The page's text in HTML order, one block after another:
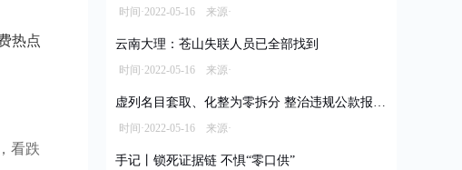
热点
看跌
时间·2022-05-16 来源·
云南大理：苍山失联人员已全部找到
时间·2022-05-16 来源·
虚列名目套取、化整为零拆分 整治违规公款报销乱象
时间·2022-05-16 来源·
手记丨锁死证据链 不惧“零口供”